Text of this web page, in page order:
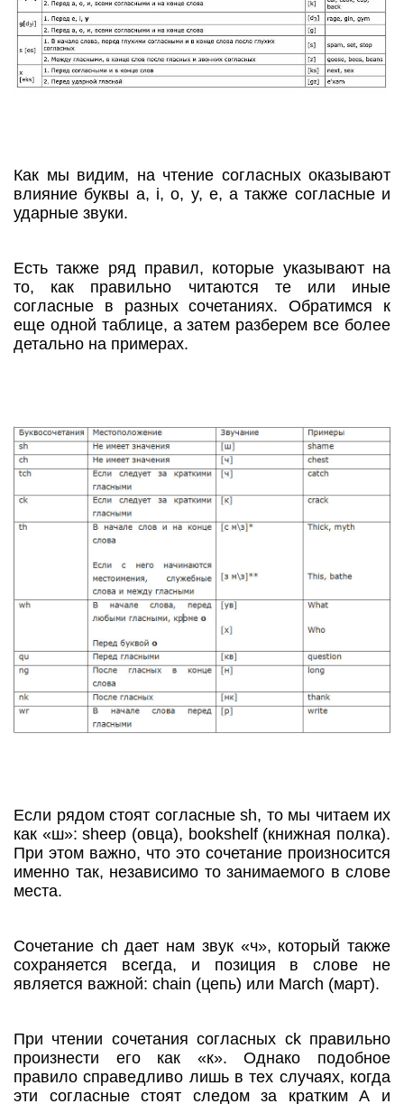
Как мы видим, на чтение согласных оказывают
влияние буквы a, i, o, y, e, а также согласные и
ударные звуки.
Есть также ряд правил, которые указывают на
то, как правильно читаются те или иные
согласные в разных сочетаниях. Обратимся к
еще одной таблице, а затем разберем все более
детально на примерах.
Если рядом стоят согласные sh, то мы читаем их
как «ш»: sheep (овца), bookshelf (книжная полка).
При этом важно, что это сочетание произносится
именно так, независимо то занимаемого в слове
места.
Сочетание ch дает нам звук «ч», который также
сохраняется всегда, и позиция в слове не
является важной: chain (цепь) или March (март).
При чтении сочетания согласных ck правильно
произнести его как «к». Однако подобное
правило справедливо лишь в тех случаях, когда
эти согласные стоят следом за кратким А и